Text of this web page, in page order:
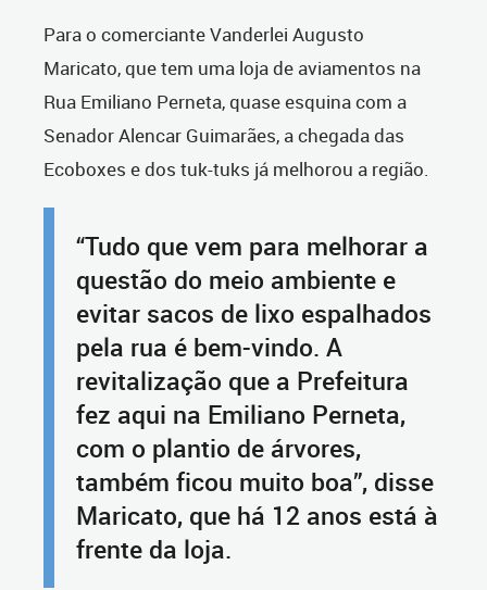
Para o comerciante Vanderlei Augusto
Maricato, que tem uma loja de aviamentos na
Rua Emiliano Perneta, quase esquina com a
Senador Alencar Guimarães, a chegada das
Ecoboxes e dos tuk-tuks já melhorou a região.
“Tudo que vem para melhorar a
questão do meio ambiente e
evitar sacos de lixo espalhados
pela rua é bem-vindo. A
revitalização que a Prefeitura
fez aqui na Emiliano Perneta,
com o plantio de árvores,
também ficou muito boa”, disse
Maricato, que há 12 anos está à
frente da loja.